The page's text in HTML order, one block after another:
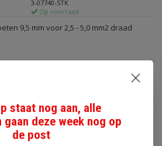
3-07740-STK
Op voorraad
9,5 mm voor 2,5 - 5,0 mm2 draad
€0,95
Toevoegen aan winkelwagen
staat nog aan, alle
deze week nog op
de post